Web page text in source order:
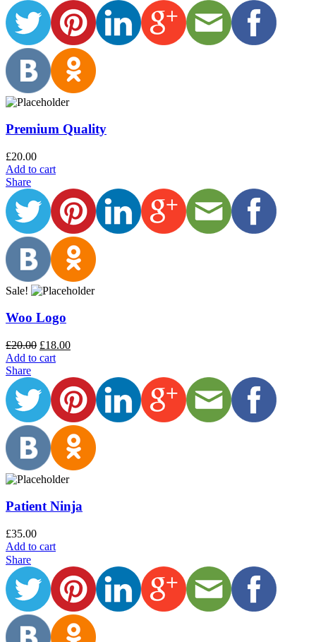
Premium Quality
£20.00
Add to cart
Share
Sale!
Woo Logo
£20.00 £18.00
Add to cart
Share
Patient Ninja
£35.00
Add to cart
Share